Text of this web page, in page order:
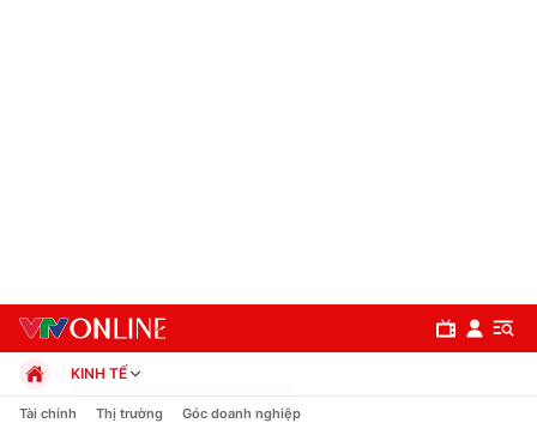
KINH TẾ
Chính trị
Tài chính Thị trường Góc doanh nghiệp